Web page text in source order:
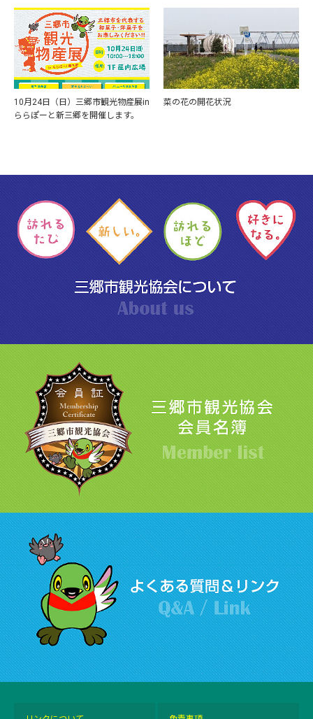
10月24日（日）三郷市観光物産展in
ららぽーと新三郷を開催します。
菜の花の開花状況